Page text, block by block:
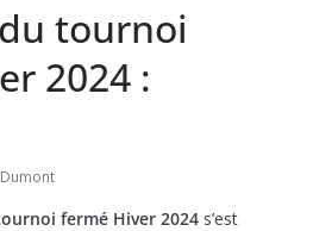
tournoi
2024 :
fermé Hiver 2024 s’est